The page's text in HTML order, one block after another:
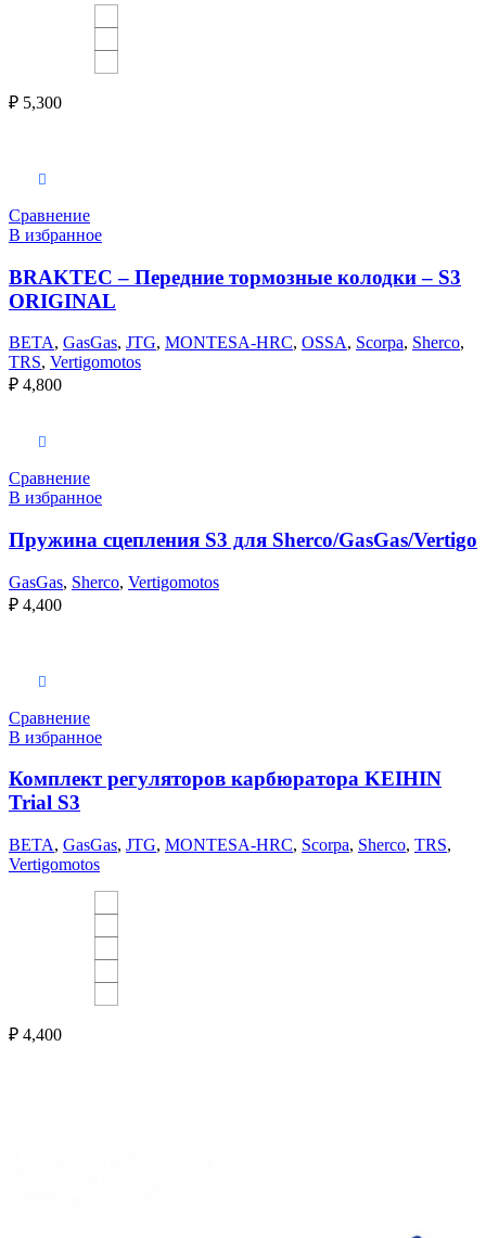
₽ 5,300
Сравнение
В избранное
BRAKTEC – Передние тормозные колодки – S3
ORIGINAL
BETA, GasGas, JTG, MONTESA-HRC, OSSA, Scorpa, Sherco,
TRS, Vertigomotos
₽ 4,800
Сравнение
В избранное
Пружина сцепления S3 для Sherco/GasGas/Vertigo
GasGas, Sherco, Vertigomotos
₽ 4,400
Сравнение
В избранное
Комплект регуляторов карбюратора KEIHIN
Trial S3
BETA, GasGas, JTG, MONTESA-HRC, Scorpa, Sherco, TRS,
Vertigomotos
₽ 4,400